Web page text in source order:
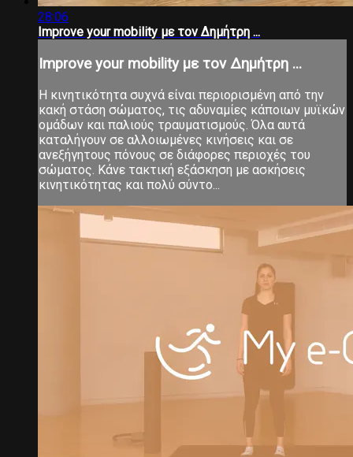
28:06
Improve your mobility με τον Δημήτρη ...
Improve your mobility με τον Δημήτρη ...
Η κινητικότητα συχνά είναι περιορισμένη από την
κακή στάση σώματος, τις αδυναμίες κάποιων μυϊκών
ομάδων και παλιούς τραυματισμούς. Όλα αυτά
καταλήγουν σε αλλοιωμένες κινήσεις και σε
ανεξήγητους πόνους σε διάφορες περιοχές του
σώματος. Κάνε τακτική εξάσκηση με ασκήσεις
κινητικότητας και πολύ σύντο...